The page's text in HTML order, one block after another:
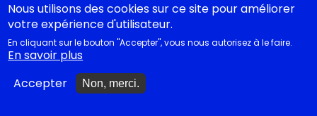
Nous utilisons des cookies sur ce site pour améliorer
votre expérience d'utilisateur.
En cliquant sur le bouton "Accepter", vous nous autorisez à le faire.
En savoir plus
Accepter
Non, merci.